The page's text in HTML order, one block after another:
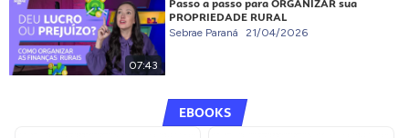
07:43
Passo a passo para ORGANIZAR sua
PROPRIEDADE RURAL
Sebrae Paraná 21/04/2026
EBOOKS